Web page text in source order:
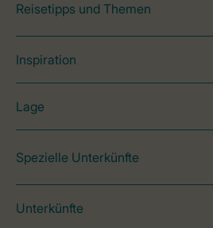
Reisetipps und Themen
Inspiration
Lage
Spezielle Unterkünfte
Unterkünfte